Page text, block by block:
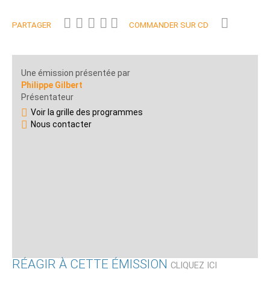
PARTAGER COMMANDER SUR CD
Une émission présentée par
Philippe Gilbert
Présentateur
Voir la grille des programmes
Nous contacter
RÉAGIR À CETTE ÉMISSION CLIQUEZ ICI